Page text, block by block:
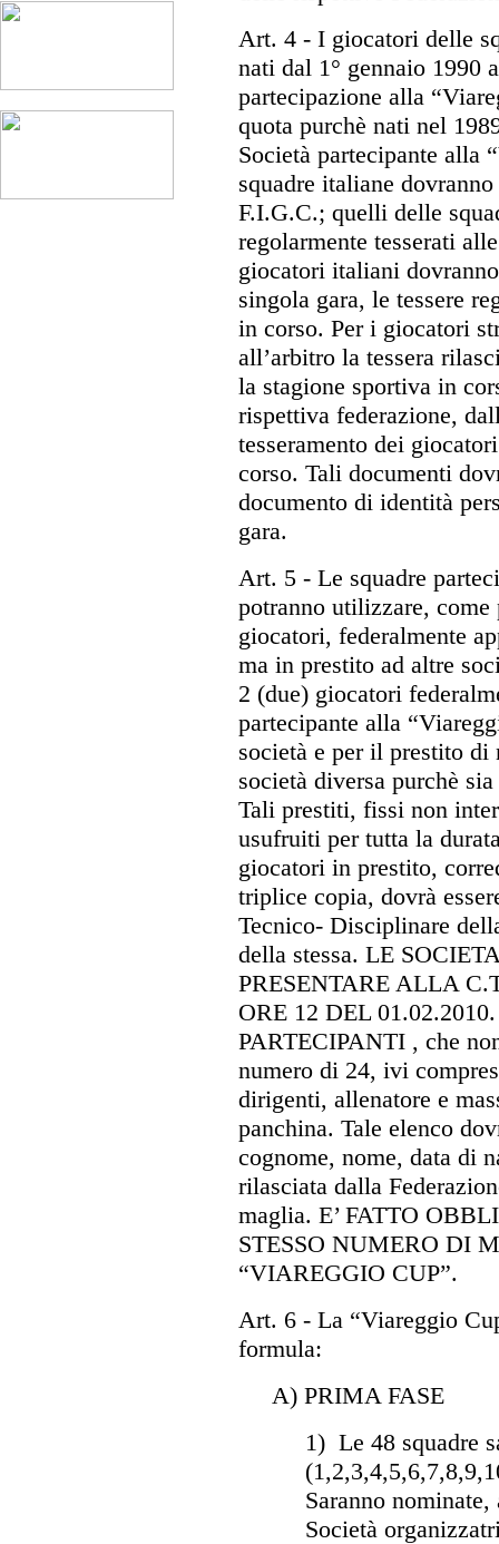
Art. 4 - I giocatori delle
nati dal 1° gennaio 1990
partecipazione alla
quota purchè nati nel
Società partecipante alla
squadre italiane
F.I.G.C.; quelli delle
regolarmente tesserati
giocatori italiani
singola gara, le tessere
in corso. Per i giocatori
all’arbitro la tessera
la stagione sportiva in
rispettiva federazione,
tesseramento dei
corso. Tali documenti
documento di identità
gara.
Art. 5 - Le squadre
potranno utilizzare,
giocatori, federalmente
ma in prestito ad altre
2 (due) giocatori
partecipante alla
società e per il prestito di
società diversa purchè
Tali prestiti, fissi non
usufruiti per tutta la
giocatori in prestito,
triplice copia, dovrà
Tecnico- Disciplinare
della stessa. LE
PRESENTARE ALLA
ORE 12 DEL
PARTECIPANTI , che
numero di 24, ivi
dirigenti, allenatore e
panchina. Tale elenco
cognome, nome, data di
rilasciata dalla
maglia. E’ FATTO
STESSO NUMERO DI
“VIAREGGIO CUP”.
Art. 6 - La “Viareggio
formula:
A) PRIMA FASE
1) Le 48 squadre
Saranno
Società